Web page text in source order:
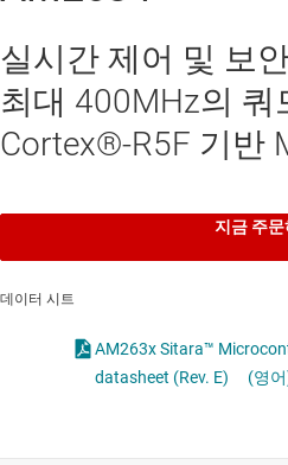
실시간 제어 및 보
최대 400MHz의
Cortex®-R5F 기반
지금 주문
데이터 시트
AM263x Sitara™
datasheet (Rev. E)
(영